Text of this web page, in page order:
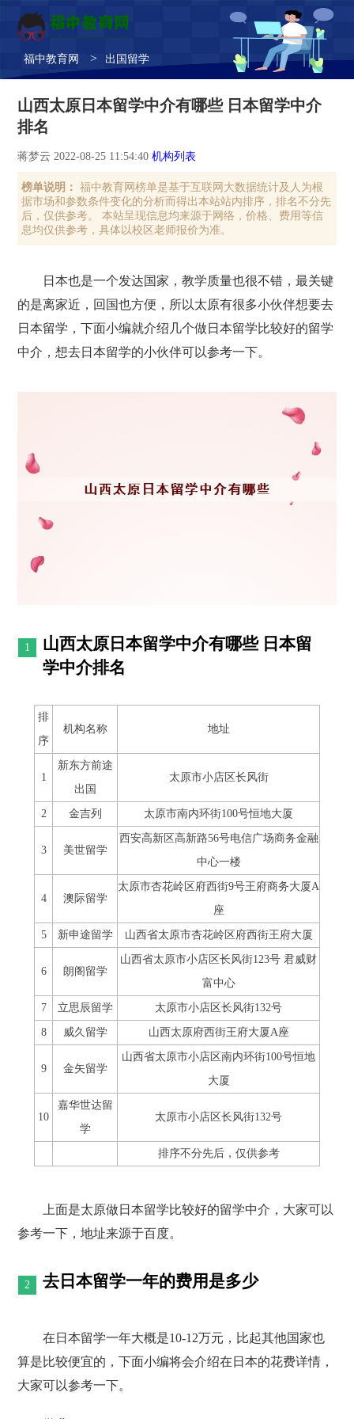
福中教育网 > 出国留学
山西太原日本留学中介有哪些 日本留学中介
排名
蒋梦云 2022-08-25 11:54:40机构列表
榜单说明：
福中教育网榜单是基于互联网大数据统计及人为根
据市场和参数条件变化的分析而得出本站站内排序，排名不分先
后，仅供参考。 本站呈现信息均来源于网络，价格、费用等信
息均仅供参考，具体以校区老师报价为准。
日本也是一个发达国家，教学质量也很不错，最关键
的是离家近，回国也方便，所以太原有很多小伙伴想要去
日本留学，下面小编就介绍几个做日本留学比较好的留学
中介，想去日本留学的小伙伴可以参考一下。
山西太原日本留学中介有哪些 日本留
学中介排名
排
序
机构名称 地址
1
新东方前途
出国
太原市小店区长风街
2 金吉列 太原市南内环街100号恒地大厦
3 美世留学
西安高新区高新路56号电信广场商务金融
中心一楼
4 澳际留学
太原市杏花岭区府西街9号王府商务大厦A
座
5 新申途留学 山西省太原市杏花岭区府西街王府大厦
6 朗阁留学
山西省太原市小店区长风街123号 君威财
富中心
7 立思辰留学 太原市小店区长风街132号
8 威久留学 山西太原府西街王府大厦A座
9 金矢留学
山西省太原市小店区南内环街100号恒地
大厦
10
嘉华世达留
学
太原市小店区长风街132号
排序不分先后，仅供参考
上面是太原做日本留学比较好的留学中介，大家可以
参考一下，地址来源于百度。
去日本留学一年的费用是多少
在日本留学一年大概是10-12万元，比起其他国家也
算是比较便宜的，下面小编将会介绍在日本的花费详情，
大家可以参考一下。